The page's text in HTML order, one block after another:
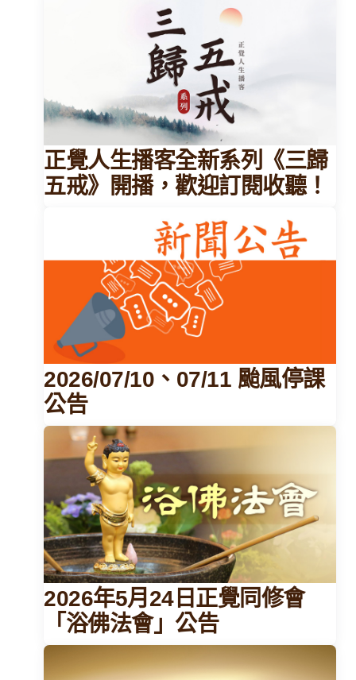
正覺人生播客全新系列《三歸
五戒》開播，歡迎訂閱收聽！
2026/07/10、07/11 颱風停課
公告
2026年5月24日正覺同修會
「浴佛法會」公告